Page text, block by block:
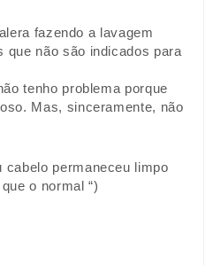
fazendo a lavagem
que não são indicados para
tenho problema porque
Mas, sinceramente, não
cabelo permaneceu limpo
o normal “)